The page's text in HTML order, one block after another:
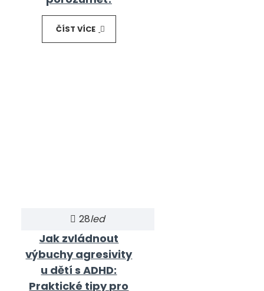
ČÍST VÍCE
28led
Jak zvládnout
výbuchy agresivity
u dětí s ADHD:
Praktické tipy pro